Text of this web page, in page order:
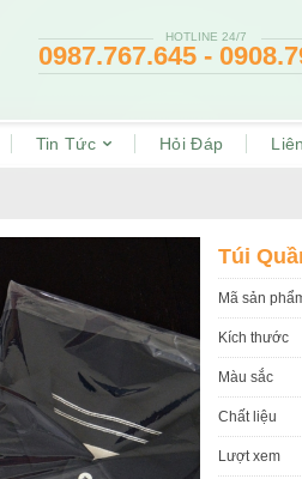
HOTLINE 24/7
0987.767.645 -
Tin Tức Hỏi Đáp
Túi
Mã sản
Kích thước
Màu sắc
Chất liệu
Lượt xem